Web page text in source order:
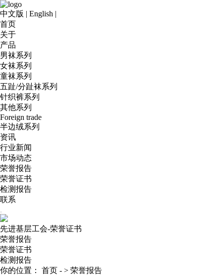
中文版 | English |
首页
关于
产品
男袜系列
女袜系列
童袜系列
五趾/分趾袜系列
针织裤系列
其他系列
Foreign trade
半边绒系列
资讯
行业新闻
市场动态
荣誉报告
荣誉证书
检测报告
联系
先进基层工会-荣誉证书
荣誉报告
荣誉证书
检测报告
你的位置： 首页 - > 荣誉报告